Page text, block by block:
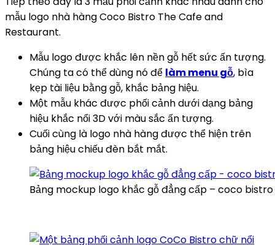
mẫu logo nhà hàng Coco Bistro The Cafe and
Restaurant.
Mẫu logo được khắc lên nền gỗ hết sức ấn tượng.
Chúng ta có thể dùng nó để làm menu gỗ, bìa
kẹp tài liệu bằng gỗ, khắc bảng hiệu.
Một mẫu khác được phối cảnh dưới dạng bảng
hiệu khắc nổi 3D với màu sắc ấn tượng.
Cuối cùng là logo nhà hàng được thể hiện trên
bảng hiệu chiếu đèn bắt mắt.
Bảng mockup logo khắc gỗ đẳng cấp – coco